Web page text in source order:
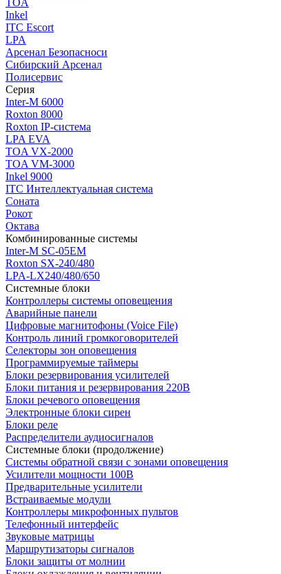
TOA
Inkel
ITC Escort
LPA
Арсенал Безопасноси
Сибирский Арсенал
Полисервис
Серия
Inter-M 6000
Roxton 8000
Roxton IP-система
LPA EVA
TOA VX-2000
TOA VM-3000
Inkel 9000
ITC Интеллектуальная система
Соната
Рокот
Октава
Комбинированные системы
Inter-M SC-05EM
Roxton SX-240/480
LPA-LX240/480/650
Системные блоки
Контроллеры системы оповещения
Аварийные панели
Цифровые магнитофоны (Voice File)
Контроль линий громкоговорителей
Селекторы зон оповещения
Программируемые таймеры
Блоки резервирования усилителей
Блоки питания и резервирования 220В
Блоки речевого оповещения
Электронные блоки сирен
Блоки реле
Распределители аудиосигналов
Системные блоки (продолжение)
Системы обратной связи с зонами оповещения
Усилители мощности 100В
Предварительные усилители
Встраиваемые модули
Контроллеры микрофонных пультов
Телефонный интерфейс
Звуковые матрицы
Маршрутизаторы сигналов
Блоки защиты от молнии